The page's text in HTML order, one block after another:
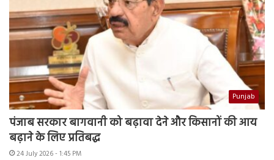
Punjab
पंजाब सरकार बागवानी को बढ़ावा देने और किसानों की आय
बढ़ाने के लिए प्रतिबद्ध
24 July 2026 - 1:45 PM